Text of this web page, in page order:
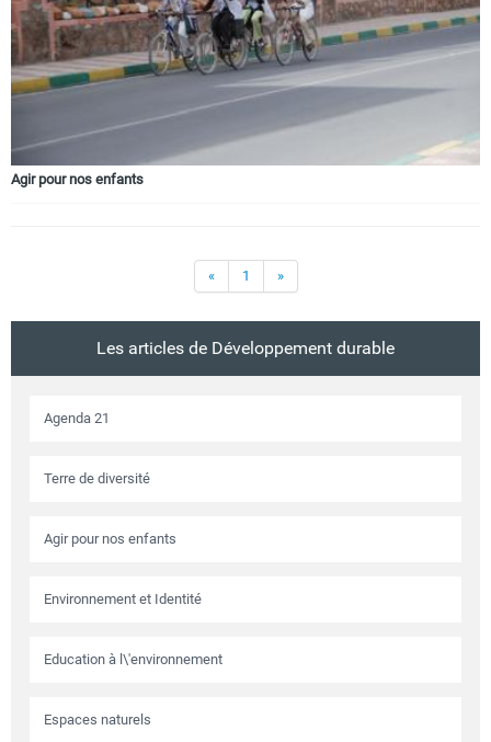
Agir pour nos enfants
« 1 »
Les articles de Développement durable
Agenda 21
Terre de diversité
Agir pour nos enfants
Environnement et Identité
Education à l\'environnement
Espaces naturels